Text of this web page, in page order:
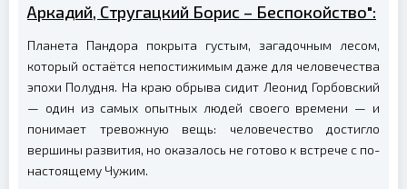
Аркадий, Стругацкий Борис – Беспокойство":
Планета Пандора покрыта густым, загадочным лесом,
который остаётся непостижимым даже для человечества
эпохи Полудня. На краю обрыва сидит Леонид Горбовский
— один из самых опытных людей своего времени — и
понимает тревожную вещь: человечество достигло
вершины развития, но оказалось не готово к встрече с по-
настоящему Чужим.